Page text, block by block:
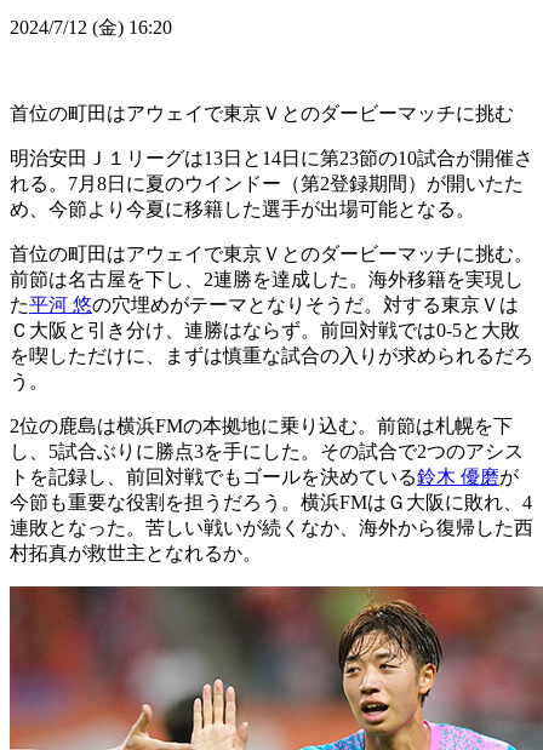
2024/7/12 (金) 16:20
首位の町田はアウェイで東京Ｖとのダービーマッチに挑む
明治安田Ｊ１リーグは13日と14日に第23節の10試合が開催さ
れる。7月8日に夏のウインドー（第2登録期間）が開いたた
め、今節より今夏に移籍した選手が出場可能となる。
首位の町田はアウェイで東京Ｖとのダービーマッチに挑む。
前節は名古屋を下し、2連勝を達成した。海外移籍を実現し
た平河 悠の穴埋めがテーマとなりそうだ。対する東京Ｖは
Ｃ大阪と引き分け、連勝はならず。前回対戦では0-5と大敗
を喫しただけに、まずは慎重な試合の入りが求められるだろ
う。
2位の鹿島は横浜FMの本拠地に乗り込む。前節は札幌を下
し、5試合ぶりに勝点3を手にした。その試合で2つのアシス
トを記録し、前回対戦でもゴールを決めている鈴木 優磨が
今節も重要な役割を担うだろう。横浜FMはＧ大阪に敗れ、4
連敗となった。苦しい戦いが続くなか、海外から復帰した西
村拓真が救世主となれるか。